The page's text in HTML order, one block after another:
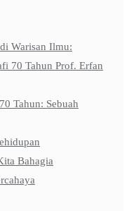
Warisan Ilmu:
70 Tahun Prof. Erfan
Tahun: Sebuah
Bahagia